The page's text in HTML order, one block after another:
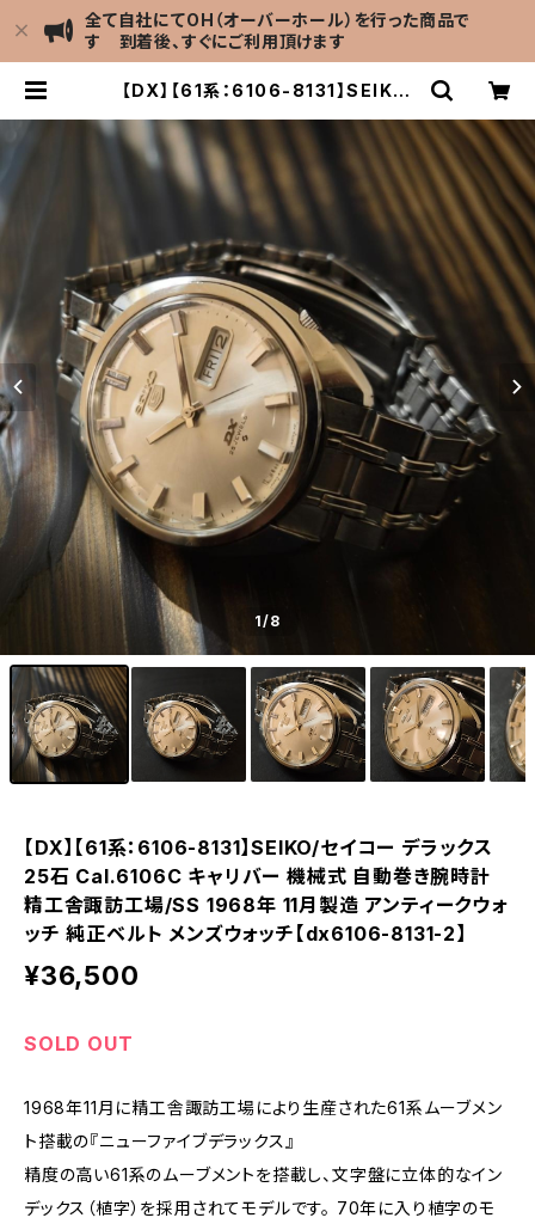
全て自社にてOH（オーバーホール）を行った商品で
す 到着後、すぐにご利用頂けます
【DX】【61系：6106-8131】SEIKO/
6C キャリバー 機械式 自動巻き腕時
計 精工舎諏訪工場/SS 1968年 11月
製造 アンティークウォッチ 純正ベル
ト メンズウォッチ【dx6106-8131-
2】 | LEVEL7 Antique Watch館
1/8
【DX】【61系：6106-8131】SEIKO/セイコー デラックス
25石 Cal.6106C キャリバー 機械式 自動巻き腕時計
精工舎諏訪工場/SS 1968年 11月製造 アンティークウォ
ッチ 純正ベルト メンズウォッチ【dx6106-8131-2】
¥36,500
SOLD OUT
1968年11月に精工舎諏訪工場により生産された61系ムーブメン
ト搭載の『ニューファイブデラックス』
精度の高い61系のムーブメントを搭載し、文字盤に立体的なイン
デックス（植字）を採用されてモデルです。 70年に入り植字のモ